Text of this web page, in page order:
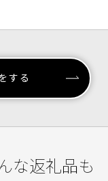
する
な返礼品も